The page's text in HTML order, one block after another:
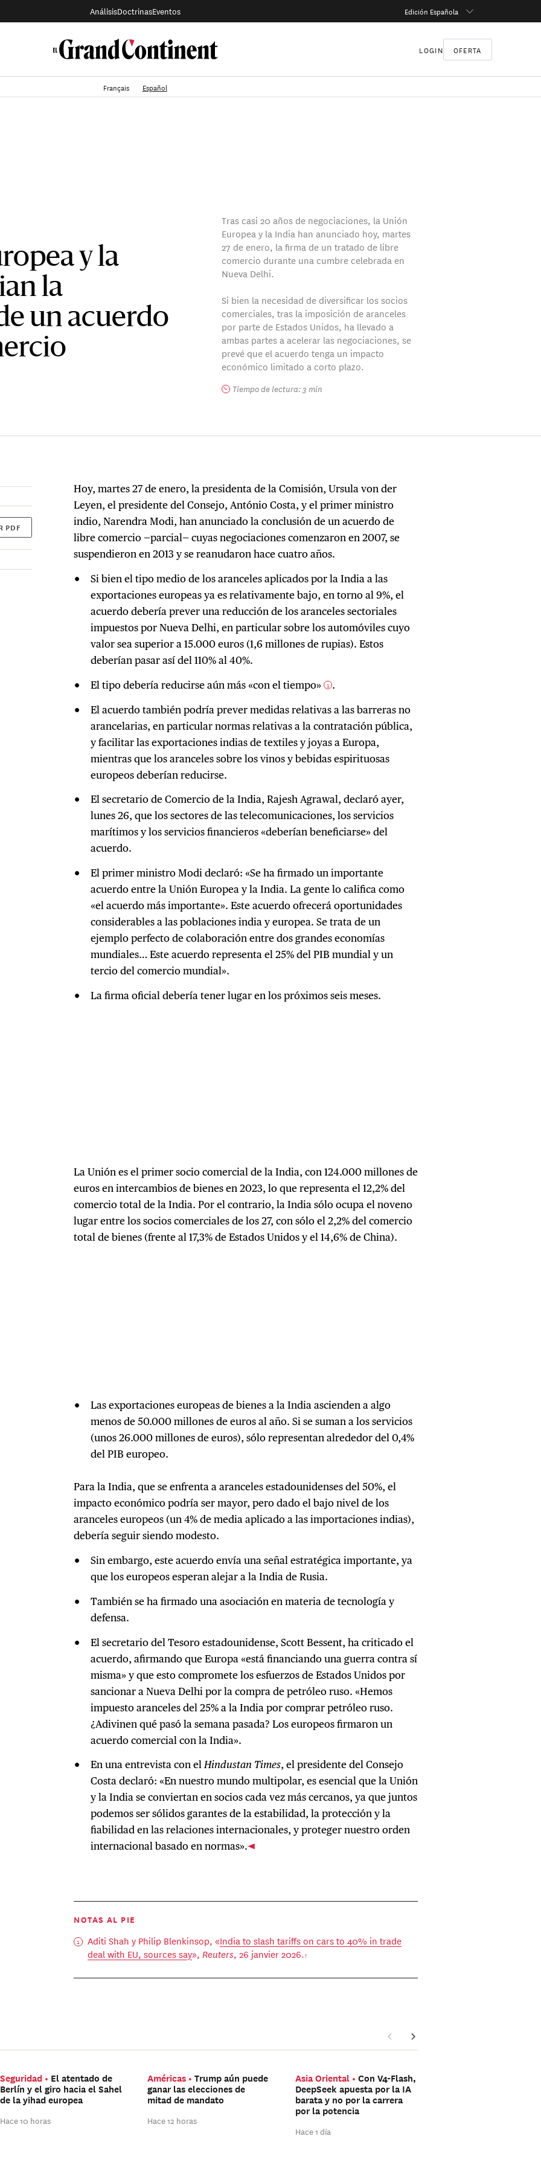
AnálisisDoctrinasEventos Edición Española
LOGIN OFERTA
Français Español
y la
la
un acuerdo
Tras casi 20 años de negociaciones, la Unión
Europea y la India han anunciado hoy, martes
27 de enero, la firma de un tratado de libre
comercio durante una cumbre celebrada en
Nueva Delhi.
Si bien la necesidad de diversificar los socios
comerciales, tras la imposición de aranceles
por parte de Estados Unidos, ha llevado a
ambas partes a acelerar las negociaciones, se
prevé que el acuerdo tenga un impacto
económico limitado a corto plazo.
Tiempo de lectura: 3 min
PDF
Hoy, martes 27 de enero, la presidenta de la Comisión, Ursula von der
Leyen, el presidente del Consejo, António Costa, y el primer ministro
indio, Narendra Modi, han anunciado la conclusión de un acuerdo de
libre comercio —parcial— cuyas negociaciones comenzaron en 2007, se
suspendieron en 2013 y se reanudaron hace cuatro años.
Si bien el tipo medio de los aranceles aplicados por la India a las
exportaciones europeas ya es relativamente bajo, en torno al 9%, el
acuerdo debería prever una reducción de los aranceles sectoriales
impuestos por Nueva Delhi, en particular sobre los automóviles cuyo
valor sea superior a 15.000 euros (1,6 millones de rupias). Estos
deberían pasar así del 110% al 40%.
El tipo debería reducirse aún más «con el tiempo» 1 .
El acuerdo también podría prever medidas relativas a las barreras no
arancelarias, en particular normas relativas a la contratación pública,
y facilitar las exportaciones indias de textiles y joyas a Europa,
mientras que los aranceles sobre los vinos y bebidas espirituosas
europeos deberían reducirse.
El secretario de Comercio de la India, Rajesh Agrawal, declaró ayer,
lunes 26, que los sectores de las telecomunicaciones, los servicios
marítimos y los servicios financieros «deberían beneficiarse» del
acuerdo.
El primer ministro Modi declaró: «Se ha firmado un importante
acuerdo entre la Unión Europea y la India. La gente lo califica como
«el acuerdo más importante». Este acuerdo ofrecerá oportunidades
considerables a las poblaciones india y europea. Se trata de un
ejemplo perfecto de colaboración entre dos grandes economías
mundiales… Este acuerdo representa el 25% del PIB mundial y un
tercio del comercio mundial».
La firma oficial debería tener lugar en los próximos seis meses.
La Unión es el primer socio comercial de la India, con 124.000 millones de
euros en intercambios de bienes en 2023, lo que representa el 12,2% del
comercio total de la India. Por el contrario, la India sólo ocupa el noveno
lugar entre los socios comerciales de los 27, con sólo el 2,2% del comercio
total de bienes (frente al 17,3% de Estados Unidos y el 14,6% de China).
Las exportaciones europeas de bienes a la India ascienden a algo
menos de 50.000 millones de euros al año. Si se suman a los servicios
(unos 26.000 millones de euros), sólo representan alrededor del 0,4%
del PIB europeo.
Para la India, que se enfrenta a aranceles estadounidenses del 50%, el
impacto económico podría ser mayor, pero dado el bajo nivel de los
aranceles europeos (un 4% de media aplicado a las importaciones indias),
debería seguir siendo modesto.
Sin embargo, este acuerdo envía una señal estratégica importante, ya
que los europeos esperan alejar a la India de Rusia.
También se ha firmado una asociación en materia de tecnología y
defensa.
El secretario del Tesoro estadounidense, Scott Bessent, ha criticado el
acuerdo, afirmando que Europa «está financiando una guerra contra sí
misma» y que esto compromete los esfuerzos de Estados Unidos por
sancionar a Nueva Delhi por la compra de petróleo ruso. «Hemos
impuesto aranceles del 25% a la India por comprar petróleo ruso.
¿Adivinen qué pasó la semana pasada? Los europeos firmaron un
acuerdo comercial con la India».
En una entrevista con elHindustan Times, el presidente del Consejo
Costa declaró: «En nuestro mundo multipolar, es esencial que la Unión
y la India se conviertan en socios cada vez más cercanos, ya que juntos
podemos ser sólidos garantes de la estabilidad, la protección y la
fiabilidad en las relaciones internacionales, y proteger nuestro orden
internacional basado en normas».
NOTAS AL PIE
Aditi Shah y Philip Blenkinsop, «India to slash tariffs on cars to 40% in trade
deal with EU, sources say»,Reuters, 26 janvier 2026.
Seguridad
El atentado de
Berlín y el giro hacia el Sahel
de la yihad europea
Hace 10 horas
Américas
Trump aún puede
ganar las elecciones de
mitad de mandato
Hace 12 horas
Asia Oriental
Con V4-Flash,
DeepSeek apuesta por la IA
barata y no por la carrera
por la potencia
Hace 1 día